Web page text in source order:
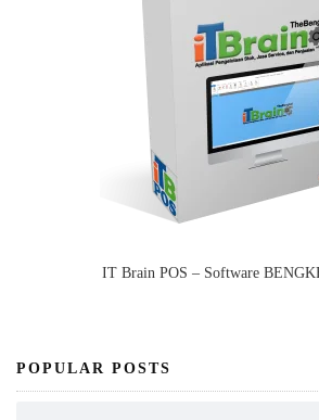
IT Brain POS – Software
POPULAR POSTS